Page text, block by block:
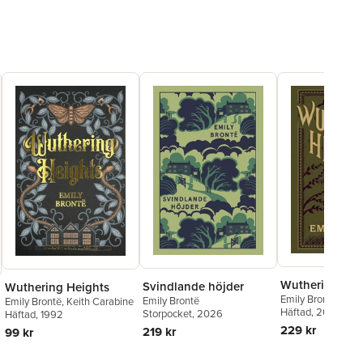
Wuthering Heights
Emily Brontë, Keith Carabine
Häftad, 1992
99 kr
Svindlande höjder
Emily Brontë
Storpocket, 2026
219 kr
Wuthering
Emily Brontë
Häftad, 2015
229 kr